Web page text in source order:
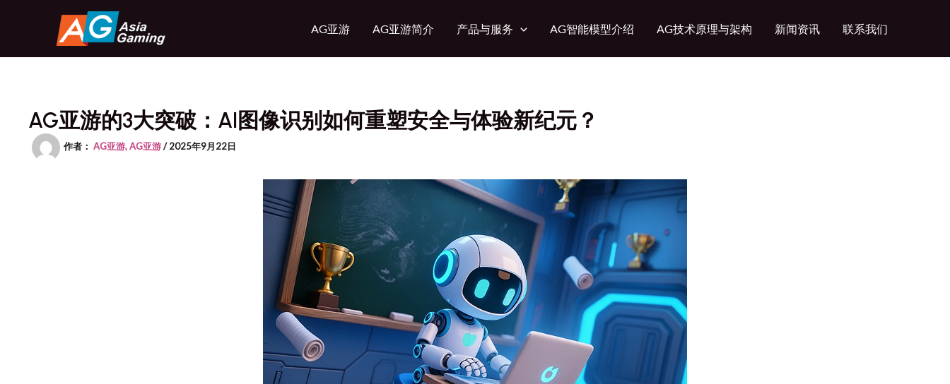
AG亚游 AG亚游简介 产品与服务 AG智能模型介绍 AG技术原理与架构 新闻资讯 联系我们
AG亚游的3大突破：AI图像识别如何重塑安全与体验新纪元？
作者： AG亚游, AG亚游/2025年9月22日